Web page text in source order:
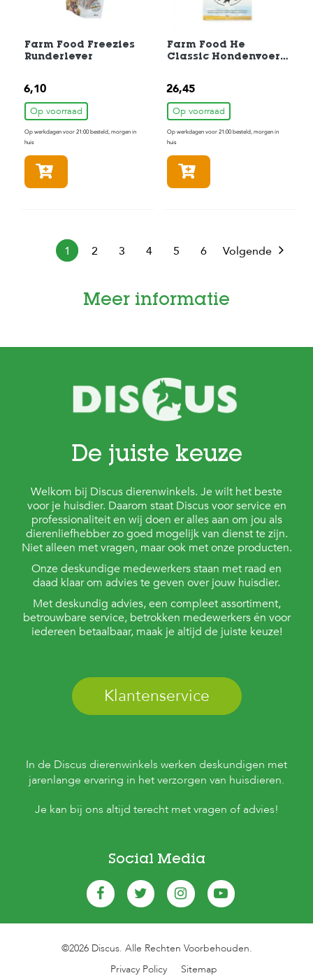
Farm Food Freezies
Runderlever
6,10
Op voorraad
Op werkdagen voor 21:00 besteld, morgen in
huis
Farm Food He
Classic Hondenvoer
26,45
Op voorraad
Op werkdagen voor 21:00 besteld, morgen in
huis
1 2 3 4 5 6 Volgende
Meer informatie
De juiste keuze
Welkom bij Discus dierenwinkels. Je wilt het beste
voor je huisdier. Daarom staat Discus voor service en
professionaliteit en wij doen er alles aan om jou als
dierenliefhebber zo goed mogelijk van dienst te zijn.
Niet alleen met vragen, maar ook met onze producten.
Onze deskundige medewerkers staan met raad en
daad klaar om advies te geven over jouw huisdier.
Met deskundig advies, een compleet assortiment,
betrouwbare service, betrokken medewerkers én voor
iedereen betaalbaar, maak je altijd de juiste keuze!
Klantenservice
In de Discus dierenwinkels werken deskundigen met
jarenlange ervaring in het verzorgen van huisdieren.
Je kan bij ons altijd terecht met vragen of advies!
Social Media
©2026 Discus. Alle Rechten Voorbehouden.
Privacy Policy
Sitemap